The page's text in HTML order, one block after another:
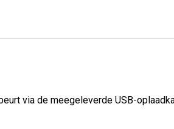
via de meegeleverde USB-